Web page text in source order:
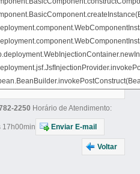
2250 Horário de Atendimento:
17h00min Enviar E-mail
Voltar